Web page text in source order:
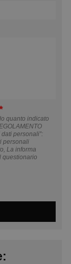
quanto indicato
personali”:
personali
La informa
questionario